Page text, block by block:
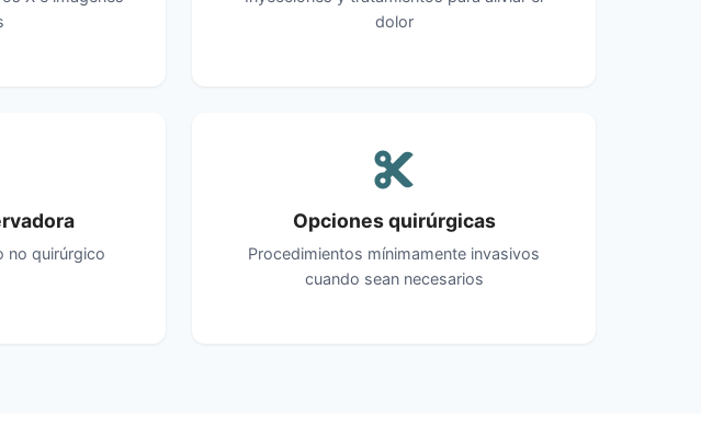
dolor
no quirúrgico
Opciones quirúrgicas
Procedimientos mínimamente invasivos
cuando sean necesarios